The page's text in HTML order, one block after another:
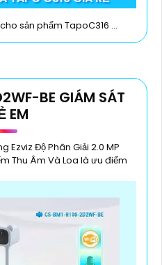
sản phẩm TapoC316 ...
BE GIÁM SÁT
EM
Ezviz Độ Phân Giải 2.0 MP
Thu Âm Và Loa là ưu điểm